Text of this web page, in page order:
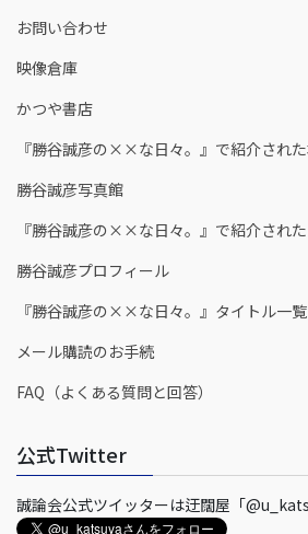
お問い合わせ
映像倉庫
かつや書店
『勝谷誠彦の××な日々。』で紹介され
勝谷誠彦写真館
『勝谷誠彦の××な日々。』で紹介され
勝谷誠彦プロフィール
『勝谷誠彦の××な日々。』タイトル一覧
メール購読のお手続
FAQ（よくある質問と回答）
公式Twitter
誠論会公式ツイッターは迂闊屋「